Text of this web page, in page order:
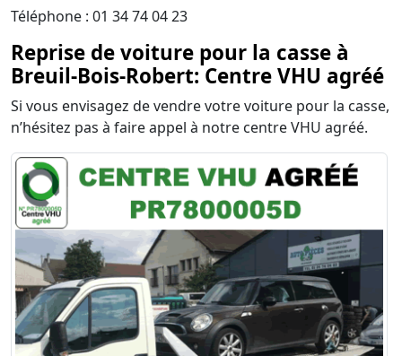
Téléphone : 01 34 74 04 23
Reprise de voiture pour la casse à
Breuil-Bois-Robert: Centre VHU agréé
Si vous envisagez de vendre votre voiture pour la casse,
n’hésitez pas à faire appel à notre centre VHU agréé.